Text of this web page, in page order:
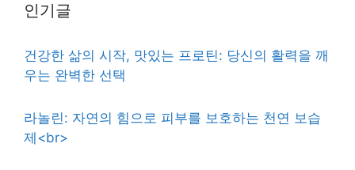
인기글
건강한 삶의 시작, 맛있는 프로틴: 당신의 활력을 깨
우는 완벽한 선택
라놀린: 자연의 힘으로 피부를 보호하는 천연 보습
제<br>